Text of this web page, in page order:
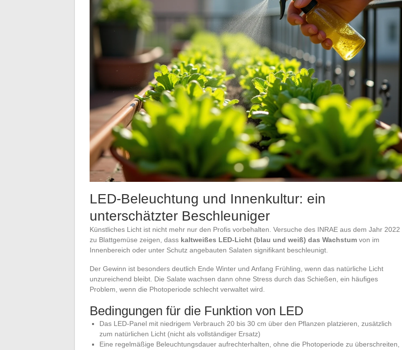
LED-Beleuchtung und Innenkultur: ein
unterschätzter Beschleuniger
Künstliches Licht ist nicht mehr nur den Profis vorbehalten. Versuche des INRAE aus dem Jahr 2022
zu Blattgemüse zeigen, dass kaltweißes LED-Licht (blau und weiß) das Wachstum von im
Innenbereich oder unter Schutz angebauten Salaten signifikant beschleunigt.
Der Gewinn ist besonders deutlich Ende Winter und Anfang Frühling, wenn das natürliche Licht
unzureichend bleibt. Die Salate wachsen dann ohne Stress durch das Schießen, ein häufiges
Problem, wenn die Photoperiode schlecht verwaltet wird.
Bedingungen für die Funktion von LED
Das LED-Panel mit niedrigem Verbrauch 20 bis 30 cm über den Pflanzen platzieren, zusätzlich
zum natürlichen Licht (nicht als vollständiger Ersatz)
Eine regelmäßige Beleuchtungsdauer aufrechterhalten, ohne die Photoperiode zu überschreiten,